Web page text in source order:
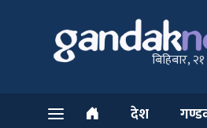
बिहिबार,
देश